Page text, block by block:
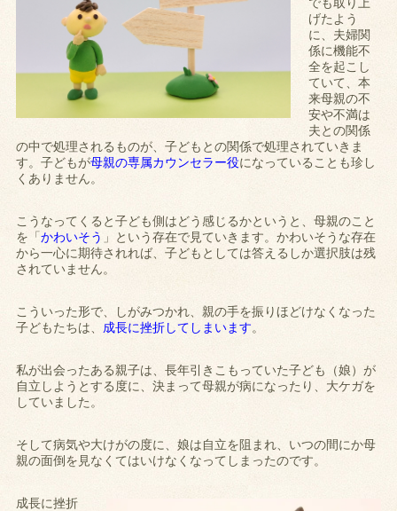
げたよう
に、夫婦関
係に機能不
全を起こし
ていて、本
来母親の不
安や不満は
夫との関係
の中で処理されるものが、子どもとの関係で処理されていきま
す。子どもが母親の専属カウンセラー役になっていることも珍し
くありません。
こうなってくると子ども側はどう感じるかというと、母親のこと
を「かわいそう 」という存在で見ていきます。かわいそうな存在
から一心に期待されれば、子どもとしては答えるしか選択肢は残
されていません。
こういった形で、しがみつかれ、親の手を振りほどけなくなった
子どもたちは、 成長に挫折してしまいます。
私が出会ったある親子は、長年引きこもっていた子ども（娘）が
自立しようとする度に、決まって母親が病になったり、大ケガを
していました。
そして病気や大けがの度に、娘は自立を阻まれ、いつの間にか母
親の面倒を見なくてはいけなくなってしまったのです。
成長に挫折